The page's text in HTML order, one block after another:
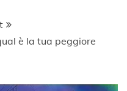
è la tua peggiore